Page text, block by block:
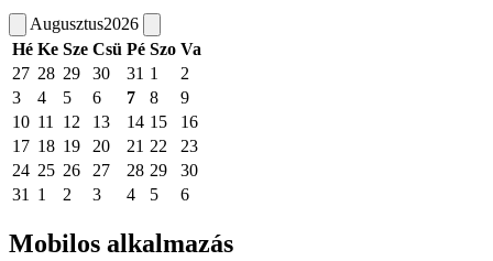
Augusztus2026
Hé Ke Sze Csü Pé Szo Va
27 28 29 30 31 1
2
3
4 5 6 7 8
9
10 11 12 13 14 15
16
17 18 19 20 21 22
23
24 25 26 27 28 29
30
31
1 2 3 4 5 6
Mobilos alkalmazás